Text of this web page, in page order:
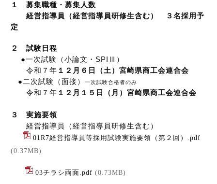
１ 募集職種・募集人数
経営指導員（経営指導員研修生含む） ３名採用予
定
２ 試験日程
●一次試験（小論文・SPIⅢ）
令和７年 １２ 月６日（土） 宮崎県商工会連合会
●二次試験（面接）
一次試験合格者のみ
令和７年 １２ 月１５日（月 ）宮崎県商工会連合会
３ 実施要領
経営指導員（経営指導員研修生含む）
01R7経営指導員等採用試験実施要領（第２回）.pdf
(0.37MB)
03チラシ両面.pdf (0.73MB)